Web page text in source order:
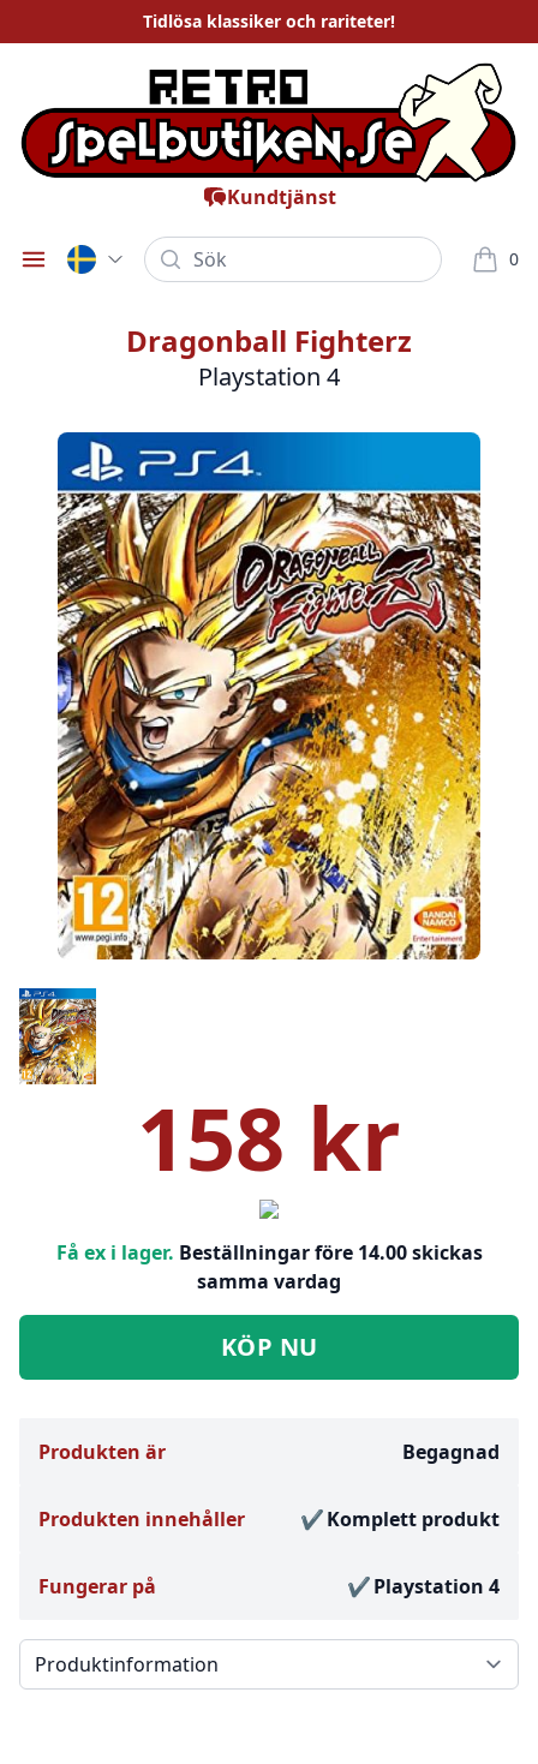
Tidlösa klassiker och rariteter!
Kundtjänst
Öppna meny
Sök 0
varor i
Dragonball Fighterz
Playstation 4
Bilder
158 kr
Få ex i lager. Beställningar före 14.00 skickas
samma vardag
KÖP NU
Produkten är Begagnad
Produkten innehåller Komplett produkt
Fungerar på Playstation 4
Välj en flik